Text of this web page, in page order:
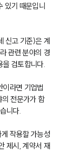
있기 때문입니
신고 기준)은 계
관련 분야의 경
검토합니다.
이라면 기업법
전문가가 함
니다.
작용할 가능성
제시, 계약서 재